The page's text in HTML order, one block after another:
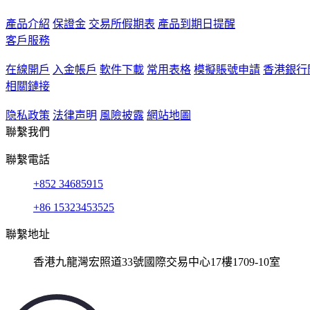
產品介紹 保證金 交易所假期表 產品到期日提醒
客戶服務
在線開戶 入金帳戶 軟件下載 常用表格 模擬賬號申請 香港銀
相關鏈接
隐私政策 法律声明 風險披露 網站地圖
聯繫我們
聯繫電話
+852 34685915
+86 15323453525
聯繫地址
香港九龍灣宏照道33號國際交易中心17樓1709-10室